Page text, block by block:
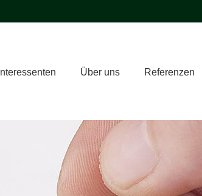
Interessenten Über uns Referenzen